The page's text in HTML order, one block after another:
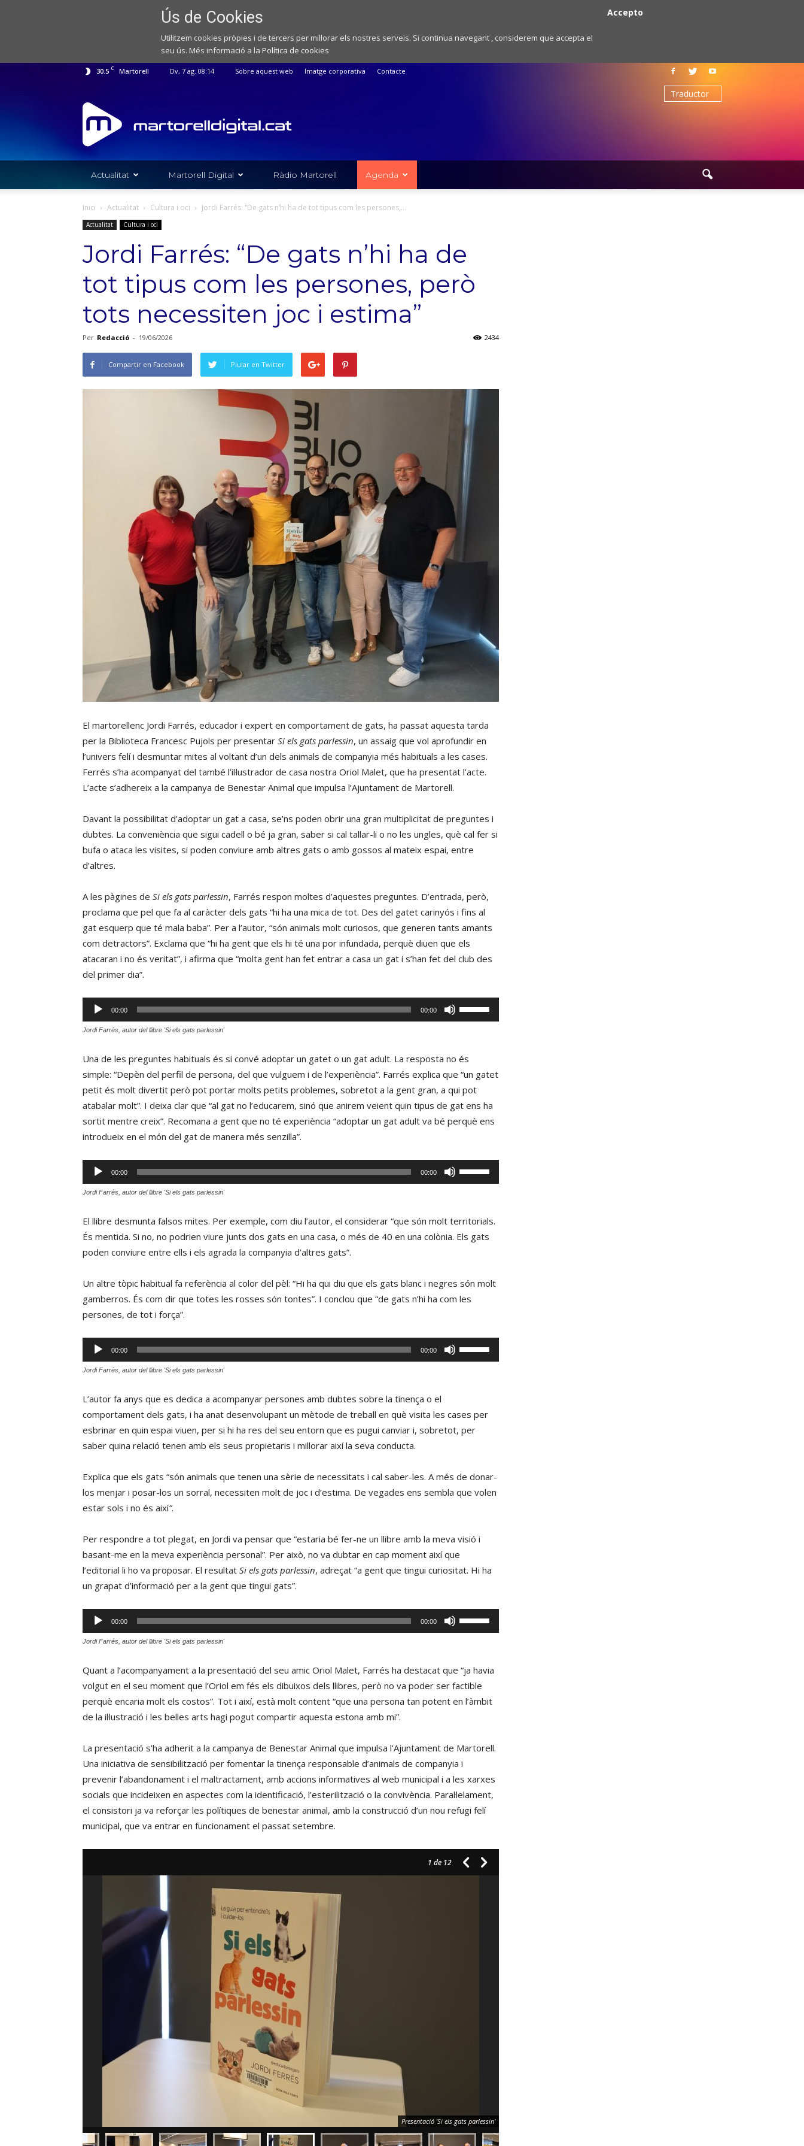
Ús de Cookies
Utilitzem cookies pròpies i de tercers per millorar els nostres serveis. Si continua navegant , considerem que accepta el
seu ús. Més informació a la Política de cookies
Accepto
30.5 C Martorell Dv, 7 ag. 08:14 Sobre aquest web Imatge corporativa Contacte
Web
de
notícies
de
l'Ajuntament
Martorell
Actualitat Martorell Digital Ràdio Martorell Agenda
Inici Actualitat Cultura i oci Jordi Farrés: “De gats n’hi ha de tot tipus com les persones,...
Actualitat Cultura i oci
Jordi Farrés: “De gats n’hi ha de
tot tipus com les persones, però
tots necessiten joc i estima”
Per Redacció - 19/06/2026 2434
Compartir en Facebook Piular en Twitter
El martorellenc Jordi Farrés, educador i expert en comportament de gats, ha passat aquesta tarda
per la Biblioteca Francesc Pujols per presentar Si els gats parlessin, un assaig que vol aprofundir en
l’univers felí i desmuntar mites al voltant d’un dels animals de companyia més habituals a les cases.
Ferrés s’ha acompanyat del també l’il·lustrador de casa nostra Oriol Malet, que ha presentat l’acte.
L’acte s’adhereix a la campanya de Benestar Animal que impulsa l’Ajuntament de Martorell.
Davant la possibilitat d’adoptar un gat a casa, se’ns poden obrir una gran multiplicitat de preguntes i
dubtes. La conveniència que sigui cadell o bé ja gran, saber si cal tallar-li o no les ungles, què cal fer si
bufa o ataca les visites, si poden conviure amb altres gats o amb gossos al mateix espai, entre
d’altres.
A les pàgines de Si els gats parlessin, Farrés respon moltes d’aquestes preguntes. D’entrada, però,
proclama que pel que fa al caràcter dels gats “hi ha una mica de tot. Des del gatet carinyós i fins al
gat esquerp que té mala baba”. Per a l’autor, “són animals molt curiosos, que generen tants amants
com detractors”. Exclama que “hi ha gent que els hi té una por infundada, perquè diuen que els
atacaran i no és veritat”, i afirma que “molta gent han fet entrar a casa un gat i s’han fet del club des
del primer dia”.
Reproductor
d'àudio
00:00 00:00
servir
fletxa
cap
avall
incrementar
o
volum.
Jordi Farrés, autor del llibre 'Si els gats parlessin'
Una de les preguntes habituals és si convé adoptar un gatet o un gat adult. La resposta no és
simple: “Depèn del perfil de persona, del que vulguem i de l’experiència”. Farrés explica que “un gatet
petit és molt divertit però pot portar molts petits problemes, sobretot a la gent gran, a qui pot
atabalar molt”. I deixa clar que “al gat no l’educarem, sinó que anirem veient quin tipus de gat ens ha
sortit mentre creix”. Recomana a gent que no té experiència “adoptar un gat adult va bé perquè ens
introdueix en el món del gat de manera més senzilla”.
Reproductor
d'àudio
00:00 00:00
servir
fletxa
o
disminuir
Jordi Farrés, autor del llibre 'Si els gats parlessin'
El llibre desmunta falsos mites. Per exemple, com diu l’autor, el considerar “que són molt territorials.
És mentida. Si no, no podrien viure junts dos gats en una casa, o més de 40 en una colònia. Els gats
poden conviure entre ells i els agrada la companyia d’altres gats”.
Un altre tòpic habitual fa referència al color del pèl: “Hi ha qui diu que els gats blanc i negres són molt
gamberros. És com dir que totes les rosses són tontes”. I conclou que “de gats n’hi ha com les
persones, de tot i força”.
Reproductor
d'àudio
00:00 00:00
servir
fletxa
cap
incrementar
Jordi Farrés, autor del llibre 'Si els gats parlessin'
L’autor fa anys que es dedica a acompanyar persones amb dubtes sobre la tinença o el
comportament dels gats, i ha anat desenvolupant un mètode de treball en què visita les cases per
esbrinar en quin espai viuen, per si hi ha res del seu entorn que es pugui canviar i, sobretot, per
saber quina relació tenen amb els seus propietaris i millorar així la seva conducta.
Explica que els gats “són animals que tenen una sèrie de necessitats i cal saber-les. A més de donar-
los menjar i posar-los un sorral, necessiten molt de joc i d’estima. De vegades ens sembla que volen
estar sols i no és així”.
Per respondre a tot plegat, en Jordi va pensar que “estaria bé fer-ne un llibre amb la meva visió i
basant-me en la meva experiència personal”. Per això, no va dubtar en cap moment així que
l’editorial li ho va proposar. El resultat Si els gats parlessin, adreçat “a gent que tingui curiositat. Hi ha
un grapat d’informació per a la gent que tingui gats”.
Reproductor
d'àudio
00:00 00:00
servir
de
disminuir
el
Jordi Farrés, autor del llibre 'Si els gats parlessin'
Quant a l’acompanyament a la presentació del seu amic Oriol Malet, Farrés ha destacat que “ja havia
volgut en el seu moment que l’Oriol em fés els dibuixos dels llibres, però no va poder ser factible
perquè encaria molt els costos”. Tot i així, està molt content “que una persona tan potent en l’àmbit
de la il·lustració i les belles arts hagi pogut compartir aquesta estona amb mi”.
La presentació s’ha adherit a la campanya de Benestar Animal que impulsa l’Ajuntament de Martorell.
Una iniciativa de sensibilització per fomentar la tinença responsable d’animals de companyia i
prevenir l’abandonament i el maltractament, amb accions informatives al web municipal i a les xarxes
socials que incideixen en aspectes com la identificació, l’esterilització o la convivència. Paral·lelament,
el consistori ja va reforçar les polítiques de benestar animal, amb la construcció d’un nou refugi felí
municipal, que va entrar en funcionament el passat setembre.
1 de 12
Presentació 'Si els gats parlessin'